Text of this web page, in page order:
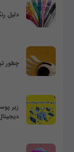
دلیل
چطور